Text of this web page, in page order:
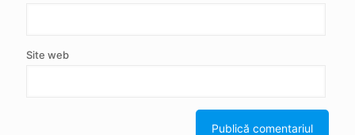
Site web